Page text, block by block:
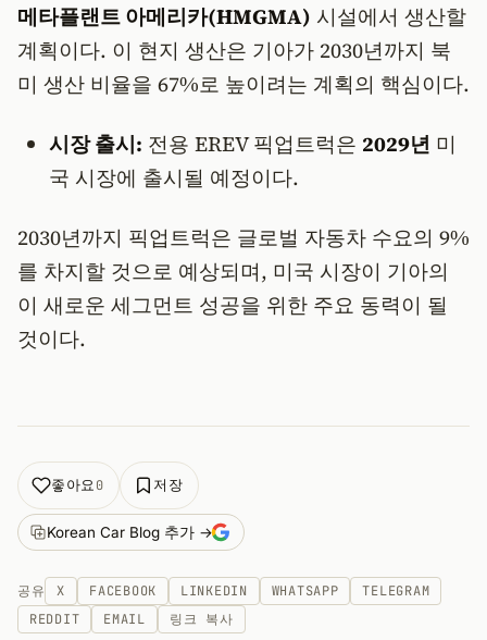
메타플랜트 아메리카(HMGMA) 시설에서 생산할
계획이다. 이 현지 생산은 기아가 2030년까지 북
미 생산 비율을 67%로 높이려는 계획의 핵심이다.
시장 출시: 전용 EREV 픽업트럭은 2029년 미
국 시장에 출시될 예정이다.
2030년까지 픽업트럭은 글로벌 자동차 수요의 9%
를 차지할 것으로 예상되며, 미국 시장이 기아의
이 새로운 세그먼트 성공을 위한 주요 동력이 될
것이다.
좋아요0 저장
Korean Car Blog 추가 →
공유 X FACEBOOK LINKEDIN WHATSAPP
TELEGRAM
REDDIT
EMAIL 링크 복사